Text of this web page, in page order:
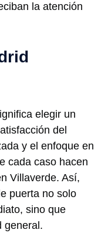
la atención
elegir un
del
y el enfoque en
cada caso hacen
Villaverde. Así,
puerta no solo
sino que
general.